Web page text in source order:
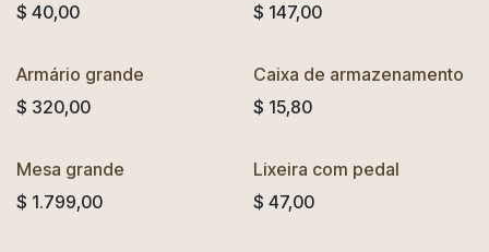
$ 40,00
$ 147,00
Armário grande
$ 320,00
Caixa de armazenamento
$ 15,80
Mesa grande
$ 1.799,00
Lixeira com pedal
$ 47,00